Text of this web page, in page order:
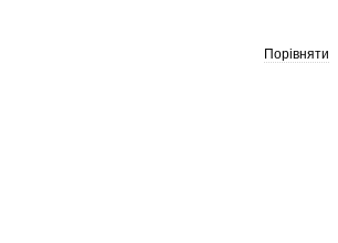
Порівняти